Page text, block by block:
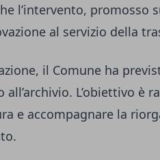
l’intervento, promosso
al servizio della
il Comune ha
all’archivio. L’obiettivo è
e accompagnare la